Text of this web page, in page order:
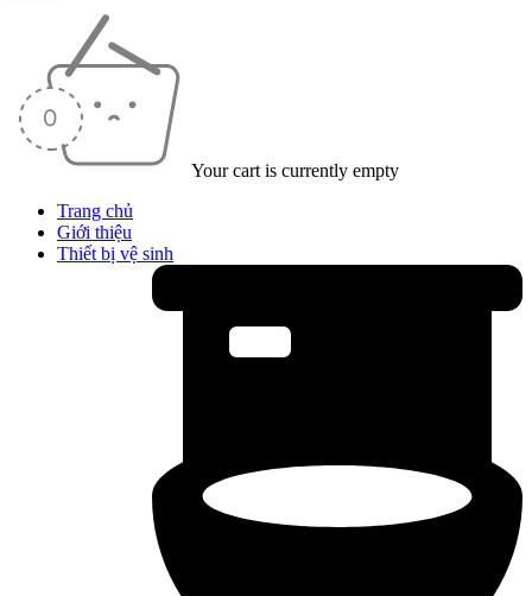
Your cart is currently empty
Trang chủ
Giới thiệu
Thiết bị vệ sinh